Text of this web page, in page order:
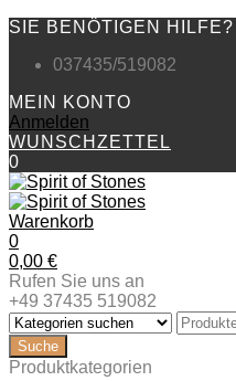
SIE BENÖTIGEN HILFE?
037435/519082
MEIN KONTO
Anmelden
WUNSCHZETTEL
0
Warenkorb
0
0,00 €
Rufen Sie uns an
+49 37435 519082
Produktkategorien